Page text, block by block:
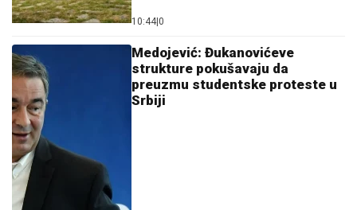
10:44 0
Medojević: Đukanovićeve
strukture pokušavaju da
preuzmu studentske proteste u
Srbiji